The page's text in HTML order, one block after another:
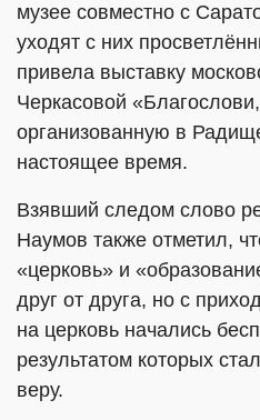
музее совместно с
уходят с них
привела выставку
Черкасовой
организованную в
настоящее время.
Взявший следом слово
Наумов также отметил,
«церковь» и
друг от друга, но с
на церковь начались
результатом которых
веру.